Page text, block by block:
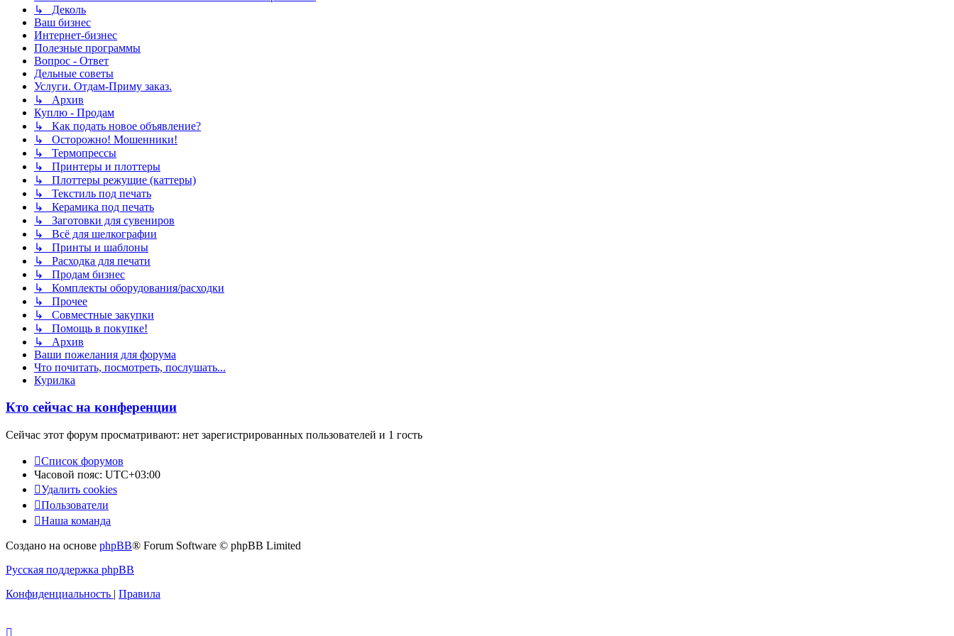
↳ Деколь
Ваш бизнес
Интернет-бизнес
Полезные программы
Вопрос - Ответ
Дельные советы
Услуги. Отдам-Приму заказ.
↳ Архив
Куплю - Продам
↳ Как подать новое объявление?
↳ Осторожно! Мошенники!
↳ Термопрессы
↳ Принтеры и плоттеры
↳ Плоттеры режущие (каттеры)
↳ Текстиль под печать
↳ Керамика под печать
↳ Заготовки для сувениров
↳ Всё для шелкографии
↳ Принты и шаблоны
↳ Расходка для печати
↳ Продам бизнес
↳ Комплекты оборудования/расходки
↳ Прочее
↳ Совместные закупки
↳ Помощь в покупке!
↳ Архив
Ваши пожелания для форума
Что почитать, посмотреть, послушать...
Курилка
Кто сейчас на конференции
Сейчас этот форум просматривают: нет зарегистрированных пользователей и 1 гость
Список форумов
Часовой пояс: UTC+03:00
Удалить cookies
Пользователи
Наша команда
Создано на основе phpBB® Forum Software © phpBB Limited
Русская поддержка phpBB
Конфиденциальность | Правила